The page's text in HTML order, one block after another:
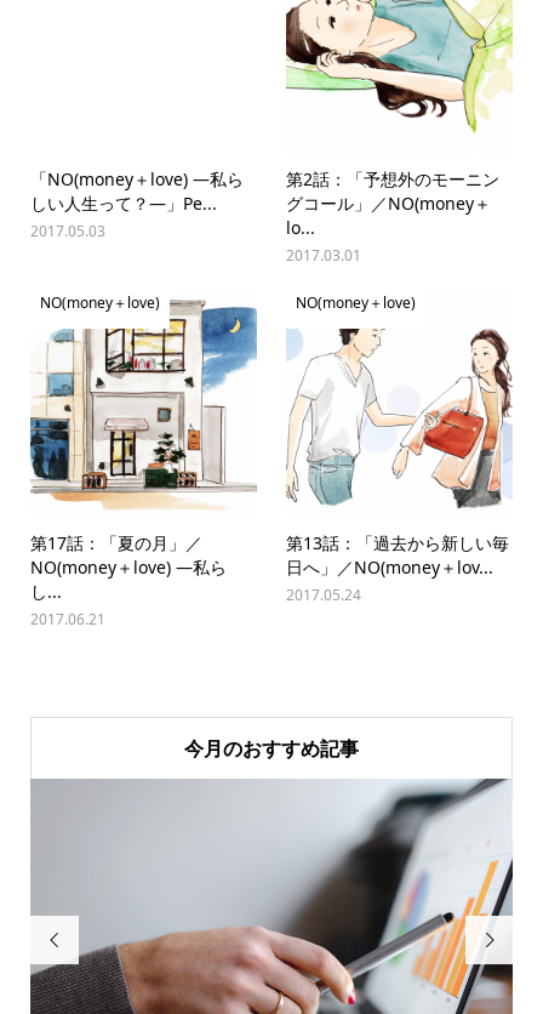
「NO(money＋love) —私ら
しい人生って？—」Pe...
2017.05.03
第2話：「予想外のモーニン
グコール」／NO(money＋
lo...
2017.03.01
NO(money＋love)
第17話：「夏の月」／
NO(money＋love) —私ら
し...
2017.06.21
NO(money＋love)
第13話：「過去から新しい毎
日へ」／NO(money＋lov...
2017.05.24
今月のおすすめ記事
 